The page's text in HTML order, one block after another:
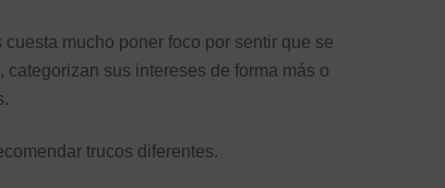
mucho poner foco por sentir que se
categorizan sus intereses de forma más o
trucos diferentes.